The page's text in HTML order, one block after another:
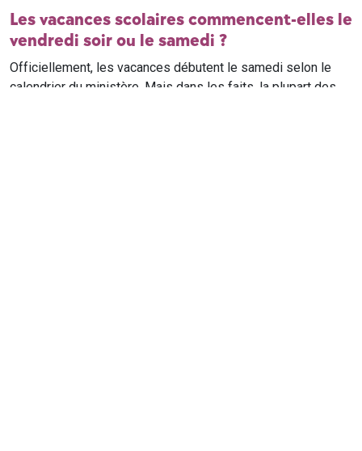
Les vacances scolaires commencent-elles le
vendredi soir ou le samedi ?
Officiellement, les vacances débutent le samedi selon le
calendrier du ministère. Mais dans les faits, la plupart des